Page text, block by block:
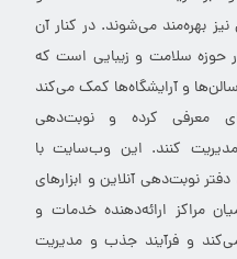
بهره‌مند می‌شوند. در کنار آن
سلامت و زیبایی است که
سالن‌ها و آرایشگاه‌ها کمک می‌کند
معرفی کرده و نوبت‌دهی
مدیریت کنند. این وب‌سایت با
نوبت‌دهی آنلاین و ابزارهای
مراکز ارائه‌دهنده خدمات و
و فرآیند جذب و مدیریت